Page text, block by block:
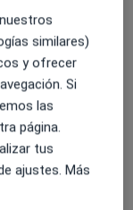
deporte
y tecnológico
similares)
y ofrecer
Si
las
página.
tus
ajustes. Más